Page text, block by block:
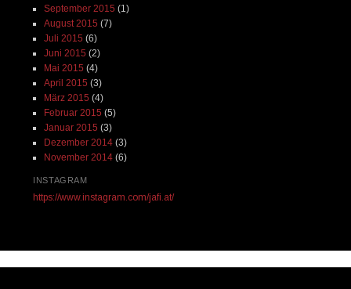
September 2015 (1)
August 2015 (7)
Juli 2015 (6)
Juni 2015 (2)
Mai 2015 (4)
April 2015 (3)
März 2015 (4)
Februar 2015 (5)
Januar 2015 (3)
Dezember 2014(3)
November 2014(6)
INSTAGRAM
https://www.instagram.com/jafi.at/